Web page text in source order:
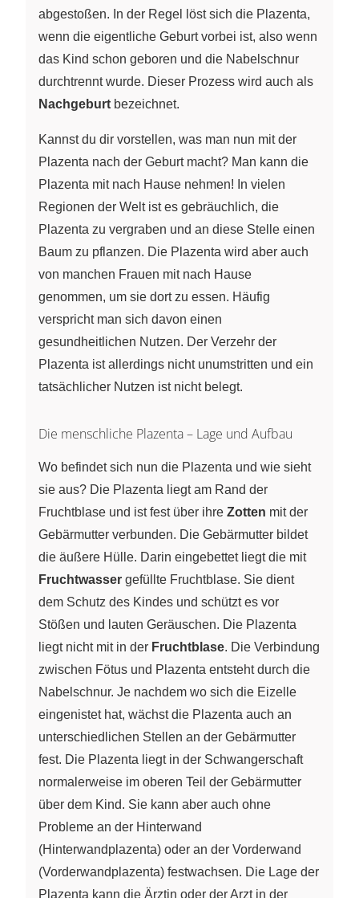
abgestoßen. In der Regel löst sich die Plazenta,
wenn die eigentliche Geburt vorbei ist, also wenn
das Kind schon geboren und die Nabelschnur
durchtrennt wurde. Dieser Prozess wird auch als
Nachgeburt bezeichnet.
Kannst du dir vorstellen, was man nun mit der
Plazenta nach der Geburt macht? Man kann die
Plazenta mit nach Hause nehmen! In vielen
Regionen der Welt ist es gebräuchlich, die
Plazenta zu vergraben und an diese Stelle einen
Baum zu pflanzen. Die Plazenta wird aber auch
von manchen Frauen mit nach Hause
genommen, um sie dort zu essen. Häufig
verspricht man sich davon einen
gesundheitlichen Nutzen. Der Verzehr der
Plazenta ist allerdings nicht unumstritten und ein
tatsächlicher Nutzen ist nicht belegt.
Die menschliche Plazenta – Lage und Aufbau
Wo befindet sich nun die Plazenta und wie sieht
sie aus? Die Plazenta liegt am Rand der
Fruchtblase und ist fest über ihre Zotten mit der
Gebärmutter verbunden. Die Gebärmutter bildet
die äußere Hülle. Darin eingebettet liegt die mit
Fruchtwasser gefüllte Fruchtblase. Sie dient
dem Schutz des Kindes und schützt es vor
Stößen und lauten Geräuschen. Die Plazenta
liegt nicht mit in der Fruchtblase. Die Verbindung
zwischen Fötus und Plazenta entsteht durch die
Nabelschnur. Je nachdem wo sich die Eizelle
eingenistet hat, wächst die Plazenta auch an
unterschiedlichen Stellen an der Gebärmutter
fest. Die Plazenta liegt in der Schwangerschaft
normalerweise im oberen Teil der Gebärmutter
über dem Kind. Sie kann aber auch ohne
Probleme an der Hinterwand
(Hinterwandplazenta) oder an der Vorderwand
(Vorderwandplazenta) festwachsen. Die Lage der
Plazenta kann die Ärztin oder der Arzt in der